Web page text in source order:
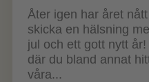
Åter igen har året
skicka en hälsning
jul och ett gott nytt
där du bland annat
våra...